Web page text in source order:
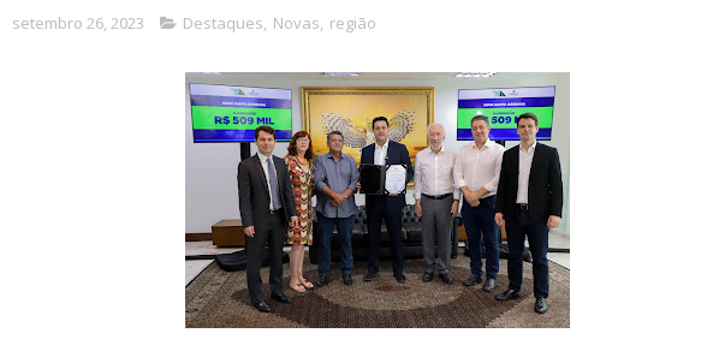
setembro 26, 2023 Destaques, Novas, região